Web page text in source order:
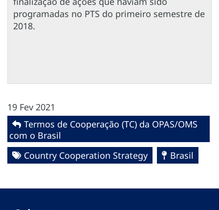
programadas no PTS do primeiro semestre de
2018.
19 Fev 2021
Termos de Cooperação (TC) da OPAS/OMS
com o Brasil
Country Cooperation Strategy
Brasil